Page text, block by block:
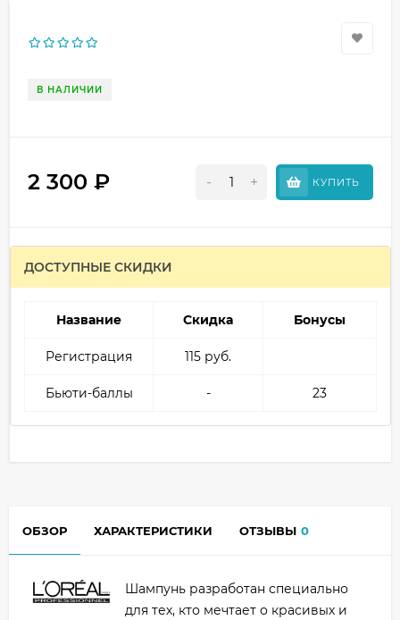
В НАЛИЧИИ
2 300 ₽ - + КУПИТЬ
ДОСТУПНЫЕ СКИДКИ
Название Скидка Бонусы
Регистрация 115 руб.
Бьюти-баллы - 23
ОБЗОР ХАРАКТЕРИСТИКИ ОТЗЫВЫ 0
Шампунь разработан специально
для тех, кто мечтает о красивых и